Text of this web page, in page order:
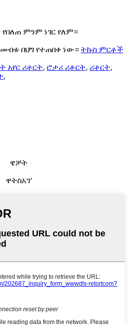
ምንም ነገር የለም።
መብቱ በህግ የተጠበቀ ነው። ትኩስ ምርቶች
አየር ሪቶርት, ሮታሪ ሪቶርት, ሪቶርት,
,
ዌቻት
ዋትስአፕ